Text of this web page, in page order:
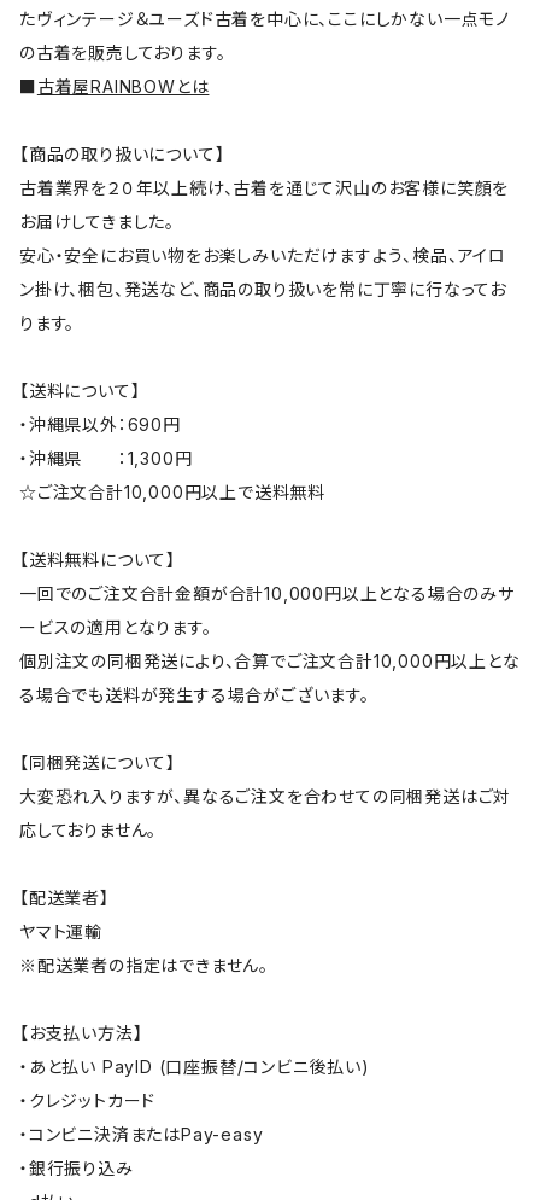
たヴィンテージ＆ユーズド古着を中心に、ここにしかない一点モノ
の古着を販売しております。
■古着屋RAINBOWとは
【商品の取り扱いについて】
古着業界を２０年以上続け、古着を通じて沢山のお客様に笑顔を
お届けしてきました。
安心・安全にお買い物をお楽しみいただけますよう、検品、アイロ
ン掛け、梱包、発送など、商品の取り扱いを常に丁寧に行なってお
ります。
【送料について】
・沖縄県以外：690円
・沖縄県 ：1,300円
☆ご注文合計10,000円以上で送料無料
【送料無料について】
一回でのご注文合計金額が合計10,000円以上となる場合のみサ
ービスの適用となります。
個別注文の同梱発送により、合算でご注文合計10,000円以上とな
る場合でも送料が発生する場合がございます。
【同梱発送について】
大変恐れ入りますが、異なるご注文を合わせての同梱発送はご対
応しておりません。
【配送業者】
ヤマト運輸
※配送業者の指定はできません。
【お支払い方法】
・あと払い PayID (口座振替/コンビニ後払い)
・クレジットカード
・コンビニ決済またはPay-easy
・銀行振り込み